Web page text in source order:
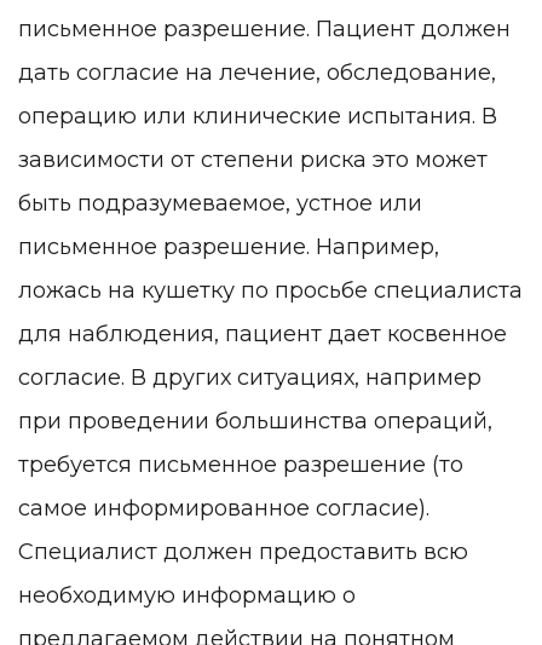
письменное разрешение. Пациент должен
дать согласие на лечение, обследование,
операцию или клинические испытания. В
зависимости от степени риска это может
быть подразумеваемое, устное или
письменное разрешение. Например,
ложась на кушетку по просьбе специалиста
для наблюдения, пациент дает косвенное
согласие. В других ситуациях, например
при проведении большинства операций,
требуется письменное разрешение (то
самое информированное согласие).
Специалист должен предоставить всю
необходимую информацию о
предлагаемом действии на понятном